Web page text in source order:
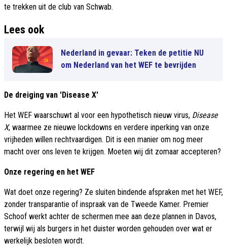
te trekken uit de club van Schwab.
Lees ook
Nederland in gevaar: Teken de petitie NU
om Nederland van het WEF te bevrijden
De dreiging van 'Disease X'
Het WEF waarschuwt al voor een hypothetisch nieuw virus, Disease
X, waarmee ze nieuwe lockdowns en verdere inperking van onze
vrijheden willen rechtvaardigen. Dit is een manier om nog meer
macht over ons leven te krijgen. Moeten wij dit zomaar accepteren?
Onze regering en het WEF
Wat doet onze regering? Ze sluiten bindende afspraken met het WEF,
zonder transparantie of inspraak van de Tweede Kamer. Premier
Schoof werkt achter de schermen mee aan deze plannen in Davos,
terwijl wij als burgers in het duister worden gehouden over wat er
werkelijk besloten wordt.